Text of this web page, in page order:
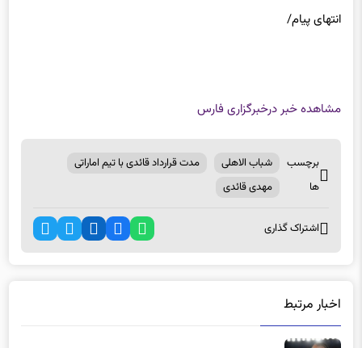
انتهای پیام/
مشاهده خبر درخبرگزاری فارس
برچسب
ها
شباب الاهلی
مدت قرارداد قائدی با تیم اماراتی
مهدی قائدی
اشتراک گذاری
اخبار مرتبط